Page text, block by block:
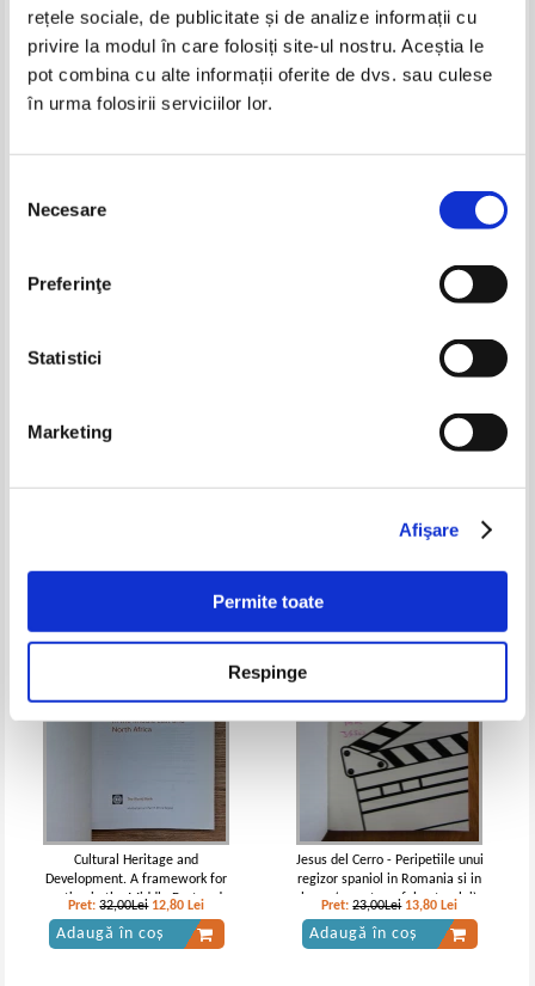
rețele sociale, de publicitate și de analize informații cu
privire la modul în care folosiți site-ul nostru. Aceștia le
pot combina cu alte informații oferite de dvs. sau culese
în urma folosirii serviciilor lor.
consimțământului
Necesare
Preferinţe
Statistici
Marketing
Afişare
Permite toate
Respinge
Mirela Retegan - Pledoarie
pentru mami si tati (cu
autograful autoarei)
Pret:35,00Lei 21,00 Lei
Ion C. Stefan - Taria de-a
ramane la force de rester (cu
Adaugă în coș
-60%
Cultural Heritage and
Development. A framework for
action in the Middle East and
North Africa (cu autograful lui
Mihail Cernea)
Pret:32,00Lei 12,80 Lei
Adaugă în coș
Jesus del Cerro - Peripetiile unui
regizor spaniol in Romania si in
lume (cu autograful autorului)
Pret:23,00Lei 13,80 Lei
Adaugă în coș